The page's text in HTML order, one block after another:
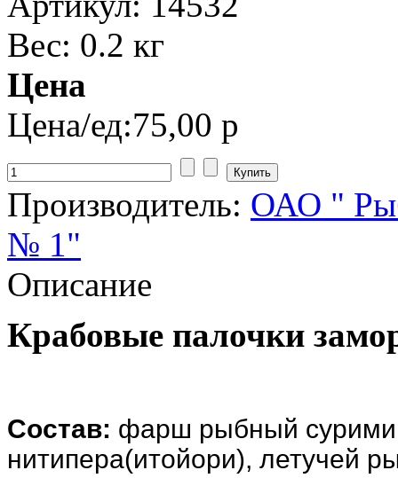
Вес: 0.2 кг
Цена
Цена/ед:75,00 р
Производитель: ОАО "
№ 1"
Описание
Крабовые палочки
Состав: фарш рыбный сурими
нитипера(итойори), летучей